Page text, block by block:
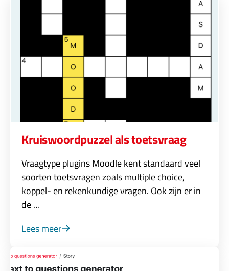
Kruiswoordpuzzel als toetsvraag
Vraagtype plugins Moodle kent standaard veel
soorten toetsvragen zoals multiple choice,
koppel- en rekenkundige vragen. Ook zijn er in
de …
Lees meer